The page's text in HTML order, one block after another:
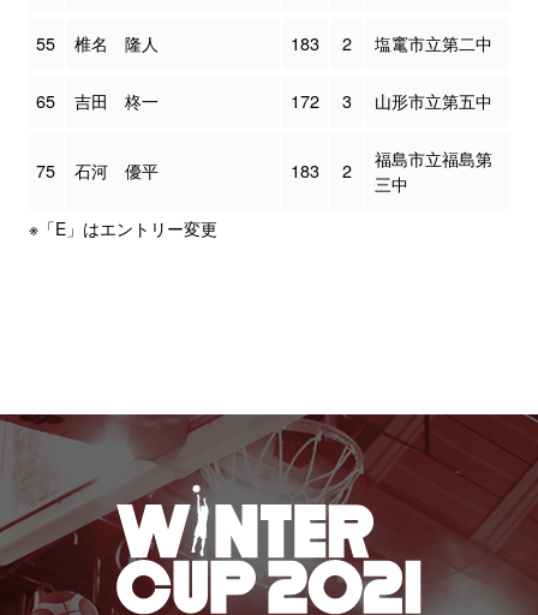
55 椎名 隆人 183 2 塩竃市立第二中
65 吉田 柊一 172 3 山形市立第五中
75 石河 優平 183 2
福島市立福島第
三中
※「E」はエントリー変更